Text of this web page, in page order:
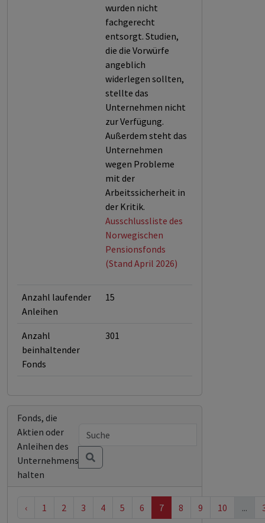
wurden nicht
fachgerecht
entsorgt. Studien,
die die Vorwürfe
angeblich
widerlegen sollten,
stellte das
Unternehmen nicht
zur Verfügung.
Außerdem steht das
Unternehmen
wegen Probleme
mit der
Arbeitssicherheit in
der Kritik.
Ausschlussliste des
Norwegischen
Pensionsfonds
(Stand April 2026)
Anzahl laufender
Anleihen
15
Anzahl
beinhaltender
Fonds
301
Fonds, die
Aktien oder
Anleihen des
Unternehmens
halten
‹ 1 2 3 4 5 6 7 8 9 10 ...